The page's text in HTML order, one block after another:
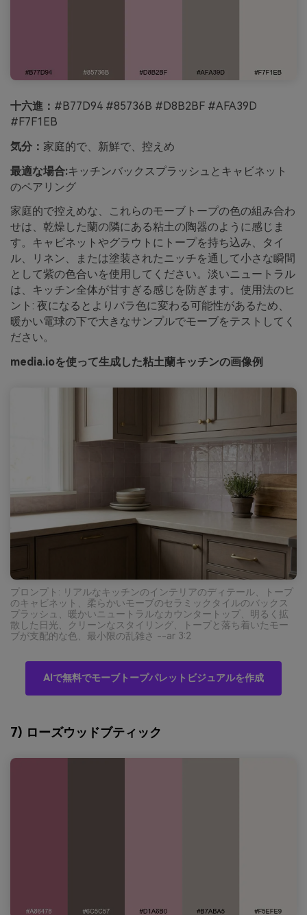
十六進： #B77D94 #85736B #D8B2BF #AFA39D
#F7F1EB
気分： 家庭的で、新鮮で、控えめ
最適な場合:キッチンバックスプラッシュとキャビネット
のペアリング
家庭的で控えめな、これらのモーブトープの色の組み合わ
せは、乾燥した蘭の隣にある粘土の陶器のように感じま
す。キャビネットやグラウトにトープを持ち込み、タイ
ル、リネン、または塗装されたニッチを通して小さな瞬間
として紫の色合いを使用してください。淡いニュートラル
は、キッチン全体が甘すぎる感じを防ぎます。使用法のヒ
ント: 夜になるとよりバラ色に変わる可能性があるため、
暖かい電球の下で大きなサンプルでモーブをテストしてく
ださい。
media.ioを使って生成した粘土蘭キッチンの画像例
プロンプト: リアルなキッチンのインテリアのディテール、トープ
のキャビネット、柔らかいモーブのセラミックタイルのバックス
プラッシュ、暖かいニュートラルなカウンタートップ、明るく拡
散した日光、クリーンなスタイリング、トープと落ち着いたモー
ブが支配的な色、最小限の乱雑さ --ar 3:2
AIで無料でモーブトープパレットビジュアルを作成
7) ローズウッドブティック